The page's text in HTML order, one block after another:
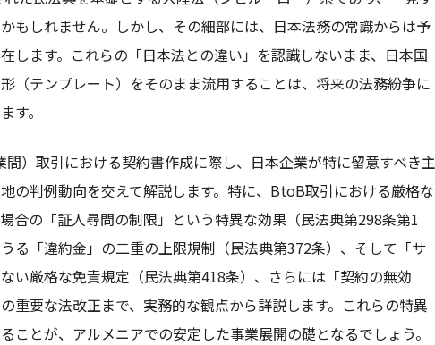
もしれません。しかし、その細部には、日本法務の常識からは予
します。これらの「日本法との違い」を認識しないまま、日本国
（テンプレート）をそのまま流用することは、将来の法務紛争に
す。
）取引における契約書作成に際し、日本企業が特に留意すべき主
の判例動向を交えて解説します。特に、BtoB取引における厳格な
合の「証人尋問の制限」という特異な効果（民法典第298条第1
る「違約金」の二重の上限規制（民法典第372条）、そして「サ
い厳格な免責規定（民法典第418条）、さらには「契約の無効
重要な法改正まで、実務的な観点から詳説します。これらの特異
ことが、アルメニアでの安定した事業展開の礎となるでしょう。